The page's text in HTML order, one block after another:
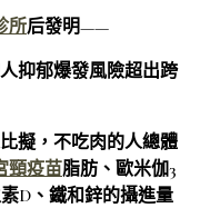
所后發明——
抑郁爆發風險超出跨
擬，不吃肉的人總體
頸疫苗脂肪、歐米伽3
D、鐵和鋅的攝進量